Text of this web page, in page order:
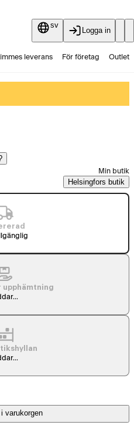
sv
Logga in
leverans För företag Outlet
Min butik
Helsingfors butik
upphämtning
i varukorgen